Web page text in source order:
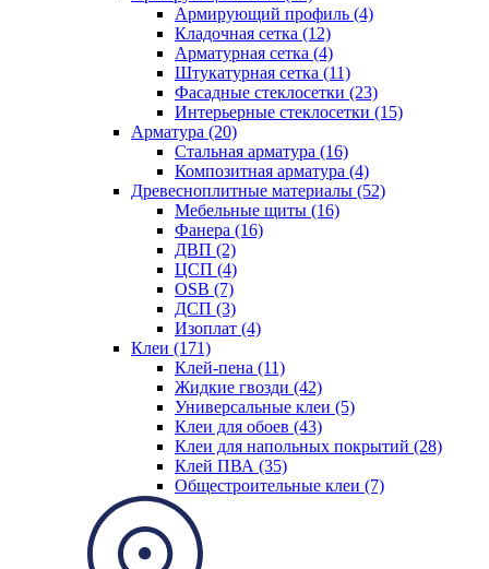
Армирующий профиль (4)
Кладочная сетка (12)
Арматурная сетка (4)
Штукатурная сетка (11)
Фасадные стеклосетки (23)
Интерьерные стеклосетки (15)
Арматура (20)
Стальная арматура (16)
Композитная арматура (4)
Древесноплитные материалы (52)
Мебельные щиты (16)
Фанера (16)
ДВП (2)
ЦСП (4)
OSB (7)
ДСП (3)
Изоплат (4)
Клеи (171)
Клей-пена (11)
Жидкие гвозди (42)
Универсальные клеи (5)
Клеи для обоев (43)
Клеи для напольных покрытий (28)
Клей ПВА (35)
Общестроительные клеи (7)